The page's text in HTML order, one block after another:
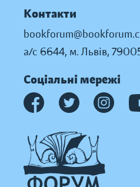
Контакти
а/с 6644, м. Львів,
Соціальні мережі